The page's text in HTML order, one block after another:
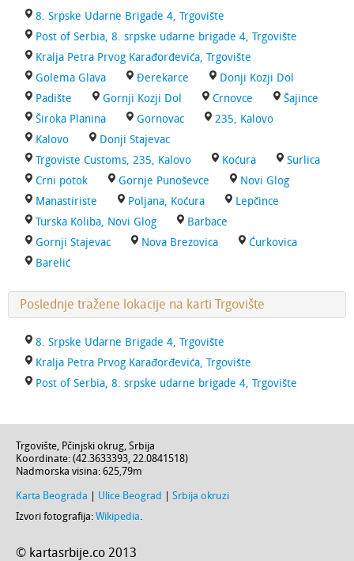
8. Srpske Udarne Brigade 4, Trgovište
Post of Serbia, 8. srpske udarne brigade 4, Trgovište
Kralja Petra Prvog Karađorđevića, Trgovište
Golema Glava
Đerekarce
Donji Kozji Dol
Padište
Gornji Kozji Dol Crnovce
Šajince
Široka Planina
Gornovac
235, Kalovo
Kalovo
Donji Stajevac
Trgoviste Customs, 235, Kalovo
Koćura
Surlica
Crni potok
Gornje Punoševce
Novi Glog
Manastiriste
Poljana, Koćura
Lepčince
Turska Koliba, Novi Glog
Barbace
Gornji Stajevac
Nova Brezovica
Ćurkovica
Barelić
Poslednje tražene lokacije na karti Trgovište
8. Srpske Udarne Brigade 4, Trgovište
Kralja Petra Prvog Karađorđevića, Trgovište
Post of Serbia, 8. srpske udarne brigade 4, Trgovište
Trgovište, Pčinjski okrug, Srbija
Koordinate: (42.3633393, 22.0841518)
Nadmorska visina: 625,79m
Karta Beograda Ulice Beograd
Srbija okruzi
Izvori fotografija: Wikipedia.
© kartasrbije.co 2013